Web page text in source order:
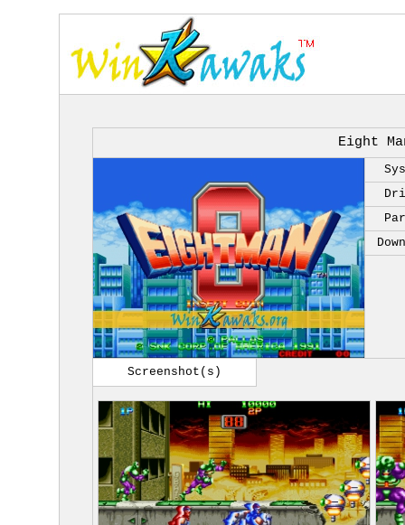
Eight
Screenshot(s)